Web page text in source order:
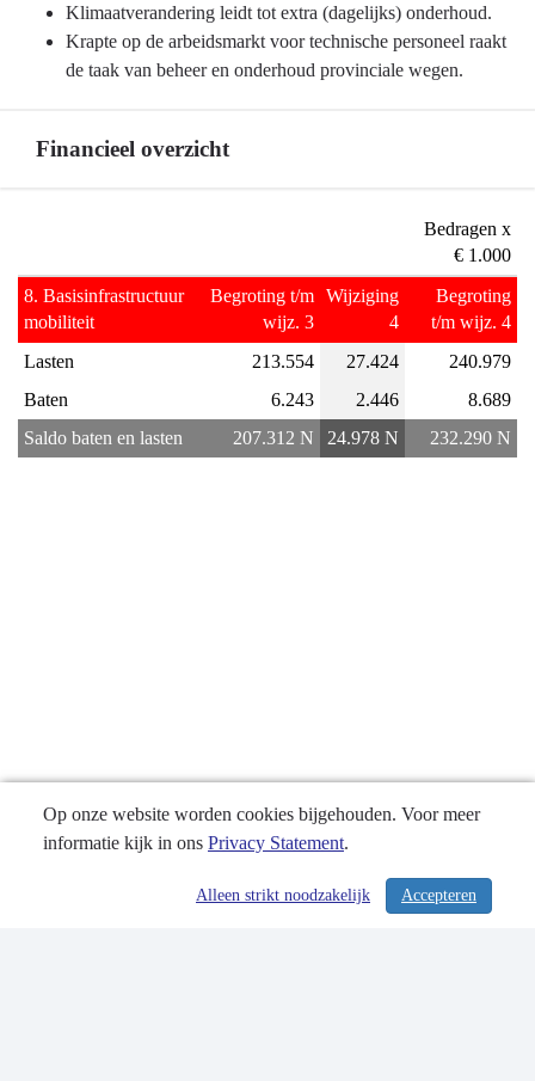
Klimaatverandering leidt tot extra (dagelijks) onderhoud.
Krapte op de arbeidsmarkt voor technische personeel raakt
de taak van beheer en onderhoud provinciale wegen.
Financieel overzicht
navigatie
Basisinfrastructuur
mobiliteit
Bedragen x
€ 1.000
8. Basisinfrastructuur
mobiliteit
Begroting t/m
wijz. 3
Wijziging
4
Begroting
t/m wijz. 4
Lasten
213.554 27.424
240.979
Baten
6.243 2.446
8.689
Saldo baten en lasten
207.312 N 24.978 N 232.290 N
/ 284
Op onze website worden cookies bijgehouden. Voor meer
informatie kijk in ons Privacy Statement.
Accepteren
Alleen strikt noodzakelijk